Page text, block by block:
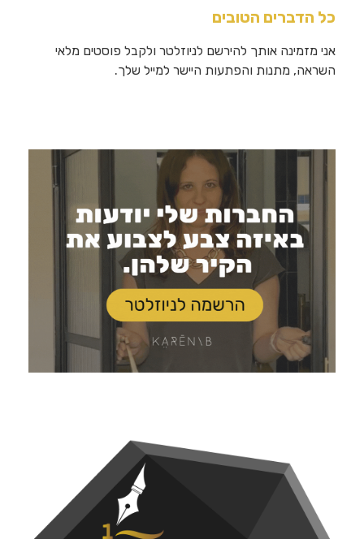
כל הדברים הטובים
אני מזמינה אותך להירשם לניוזלטר ולקבל פוסטים מלאי
השראה, מתנות והפתעות היישר למייל שלך.